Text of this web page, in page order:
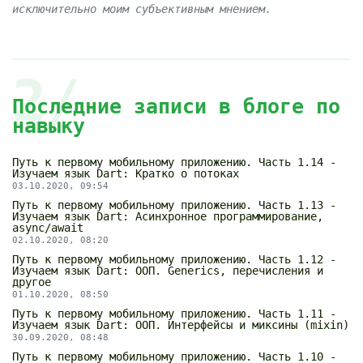
исключительно моим субъективным мнением.
2/
Последние записи в блоге по
навыку
Путь к первому мобильному приложению. Часть 1.14 -
Изучаем язык Dart: Кратко о потоках
03.10.2020, 09:54
Путь к первому мобильному приложению. Часть 1.13 -
Изучаем язык Dart: Асинхронное программирование,
async/await
02.10.2020, 08:20
Путь к первому мобильному приложению. Часть 1.12 -
Изучаем язык Dart: ООП. Generics, перечисления и
другое
01.10.2020, 08:50
Путь к первому мобильному приложению. Часть 1.11 -
Изучаем язык Dart: ООП. Интерфейсы и миксины (mixin)
30.09.2020, 08:48
Путь к первому мобильному приложению. Часть 1.10 -